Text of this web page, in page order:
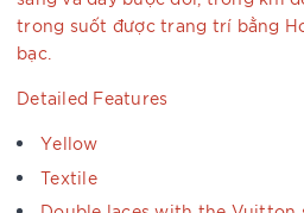
trong suốt được trang trí bằng
bạc.
Detailed Features
Yellow
Textile